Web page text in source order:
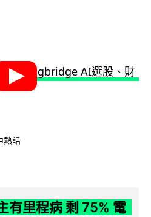
熱話
有里程病 剩 75% 電